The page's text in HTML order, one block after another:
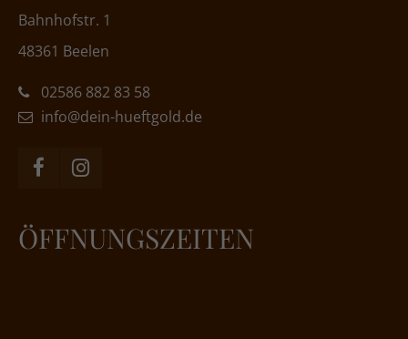
Bahnhofstr. 1
48361 Beelen
02586 882 83 58
info@dein-hueftgold.de
ÖFFNUNGSZEITEN